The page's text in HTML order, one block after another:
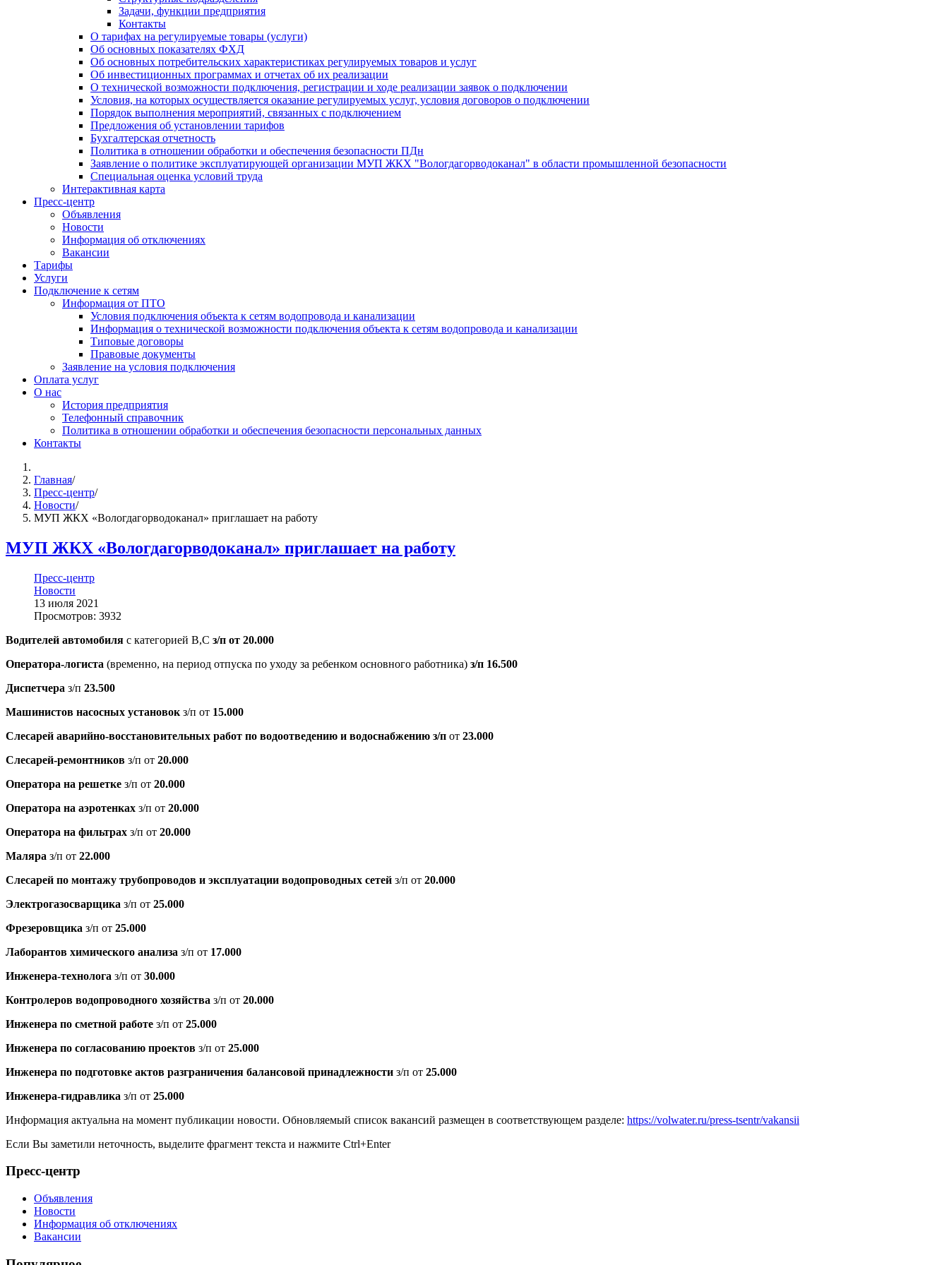
Задачи, функции предприятия
Контакты
О тарифах на регулируемые товары (услуги)
Об основных показателях ФХД
Об основных потребительских характеристиках регулируемых товаров и услуг
Об инвестиционных программах и отчетах об их реализации
О технической возможности подключения, регистрации и ходе реализации заявок о подключении
Условия, на которых осуществляется оказание регулируемых услуг, условия договоров о подключении
Порядок выполнения мероприятий, связанных с подключением
Предложения об установлении тарифов
Бухгалтерская отчетность
Политика в отношении обработки и обеспечения безопасности ПДн
Заявление о политике эксплуатирующей организации МУП ЖКХ "Вологдагорводоканал" в области промышленной безопасности
Специальная оценка условий труда
Интерактивная карта
Пресс-центр
Объявления
Новости
Информация об отключениях
Вакансии
Тарифы
Услуги
Подключение к сетям
Информация от ПТО
Условия подключения объекта к сетям водопровода и канализации
Информация о технической возможности подключения объекта к сетям водопровода и канализации
Типовые договоры
Правовые документы
Заявление на условия подключения
Оплата услуг
О нас
История предприятия
Телефонный справочник
Политика в отношении обработки и обеспечения безопасности персональных данных
Контакты
Главная/
Пресс-центр/
Новости/
МУП ЖКХ «Вологдагорводоканал» приглашает на работу
МУП ЖКХ «Вологдагорводоканал» приглашает на работу
Пресс-центр
Новости
13 июля 2021
Просмотров: 3932
Водителей автомобиля с категорией В,С з/п от 20.000
Оператора-логиста (временно, на период отпуска по уходу за ребенком основного работника) з/п 16.500
Диспетчера з/п 23.500
Машинистов насосных установок з/п от 15.000
Слесарей аварийно-восстановительных работ по водоотведению и водоснабжению з/п от 23.000
Слесарей-ремонтников з/п от 20.000
Оператора на решетке з/п от 20.000
Оператора на аэротенках з/п от 20.000
Оператора на фильтрах з/п от 20.000
Маляра з/п от 22.000
Слесарей по монтажу трубопроводов и эксплуатации водопроводных сетей з/п от 20.000
Электрогазосварщика з/п от 25.000
Фрезеровщика з/п от 25.000
Лаборантов химического анализа з/п от 17.000
Инженера-технолога з/п от 30.000
Контролеров водопроводного хозяйства з/п от 20.000
Инженера по сметной работе з/п от 25.000
Инженера по согласованию проектов з/п от 25.000
Инженера по подготовке актов разграничения балансовой принадлежности з/п от 25.000
Инженера-гидравлика з/п от 25.000
Информация актуальна на момент публикации новости. Обновляемый список вакансий размещен в соответствующем разделе: https://volwater.ru/press-tsentr/vakansii
Если Вы заметили неточность, выделите фрагмент текста и нажмите Ctrl+Enter
Пресс-центр
Объявления
Новости
Информация об отключениях
Вакансии